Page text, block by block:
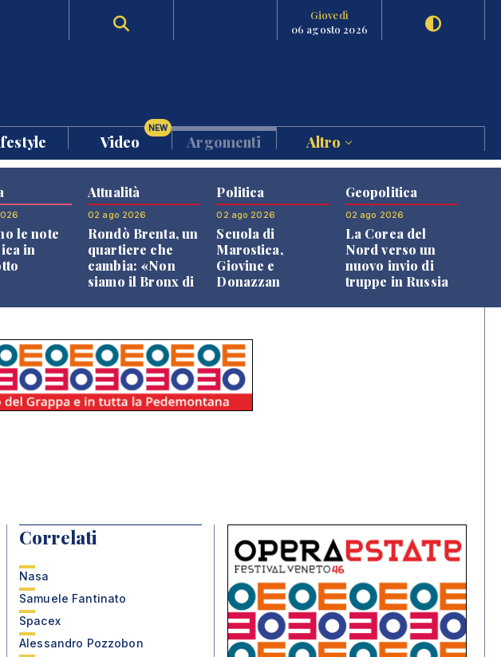
Giovedì
06 agosto 2026
Video
NEW
Argomenti Altro
le note
in
Attualità
02 ago 2026
Rondò Brenta, un
quartiere che
cambia: «Non
siamo il Bronx di
Politica
02 ago 2026
Scuola di
Marostica,
Giovine e
Donazzan
Geopolitica
02 ago 2026
La Corea del
Nord verso un
nuovo invio di
truppe in Russia
Correlati
Nasa
Samuele Fantinato
Spacex
Alessandro Pozzobon